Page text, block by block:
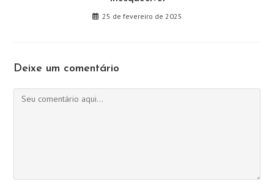
25 de fevereiro de 2025
Deixe um comentário
Comentário